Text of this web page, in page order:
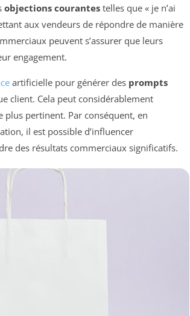
objections courantes telles que « je n’ai
aux vendeurs de répondre de manière
peuvent s’assurer que leurs
engagement.
artificielle pour générer des prompts
client. Cela peut considérablement
plus pertinent. Par conséquent, en
il est possible d’influencer
des résultats commerciaux significatifs.